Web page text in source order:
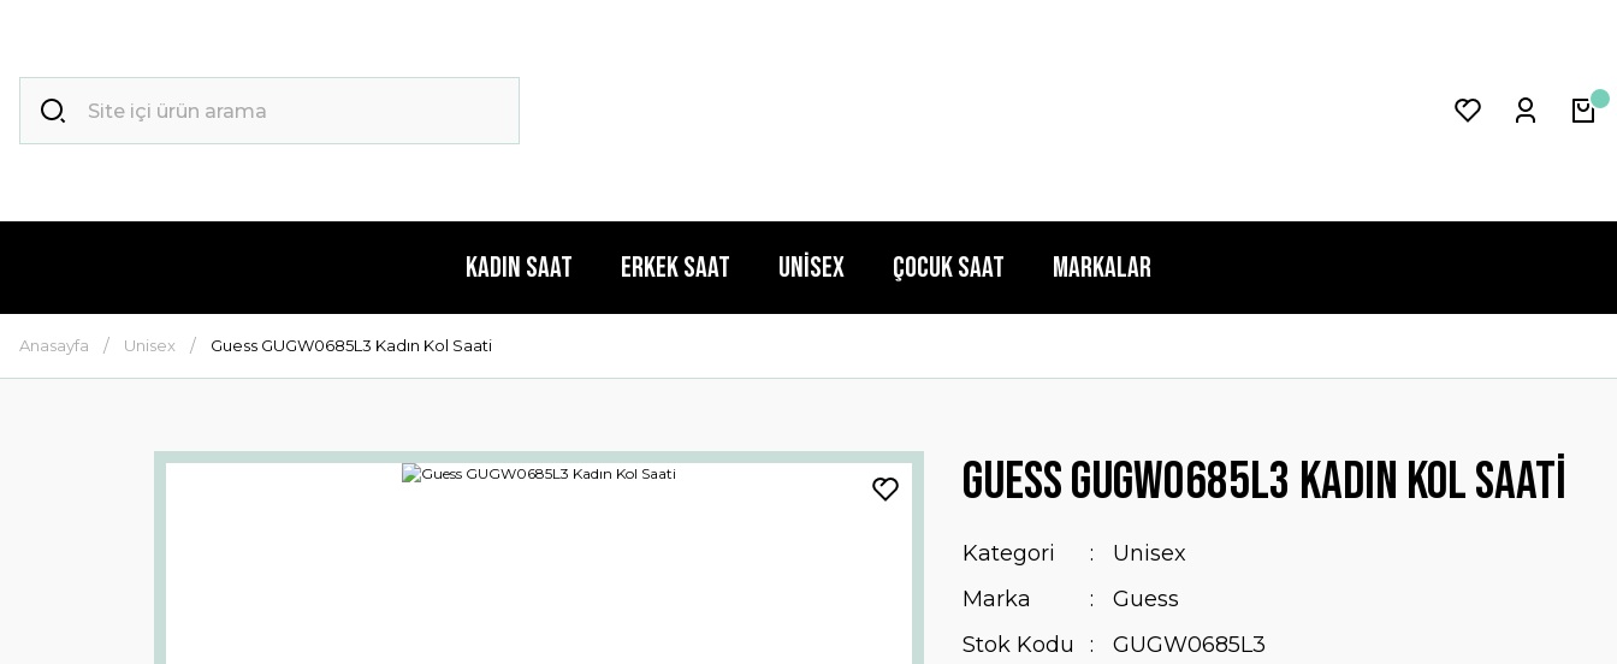
Kadın Saat Erkek Saat Unisex Çocuk Saat Markalar
Anasayfa Unisex Guess GUGW0685L3 Kadın Kol Saati
Guess GUGW0685L3 Kadın Kol Saati
Kategori
Unisex
Marka
Guess
Stok Kodu
GUGW0685L3